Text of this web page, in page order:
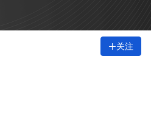
关注